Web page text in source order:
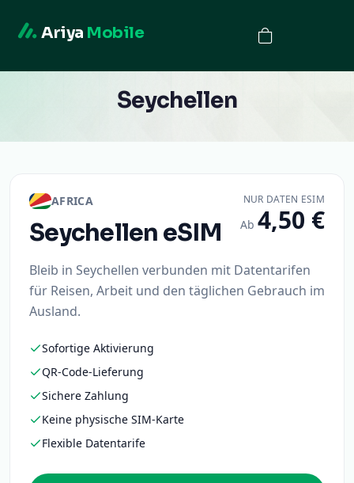
Ariya Mobile
Seychellen
AFRICA
Seychellen eSIM
NUR DATEN ESIM
Ab 4,50 €
Bleib in Seychellen verbunden mit Datentarifen
für Reisen, Arbeit und den täglichen Gebrauch im
Ausland.
Sofortige Aktivierung
QR-Code-Lieferung
Sichere Zahlung
Keine physische SIM-Karte
Flexible Datentarife